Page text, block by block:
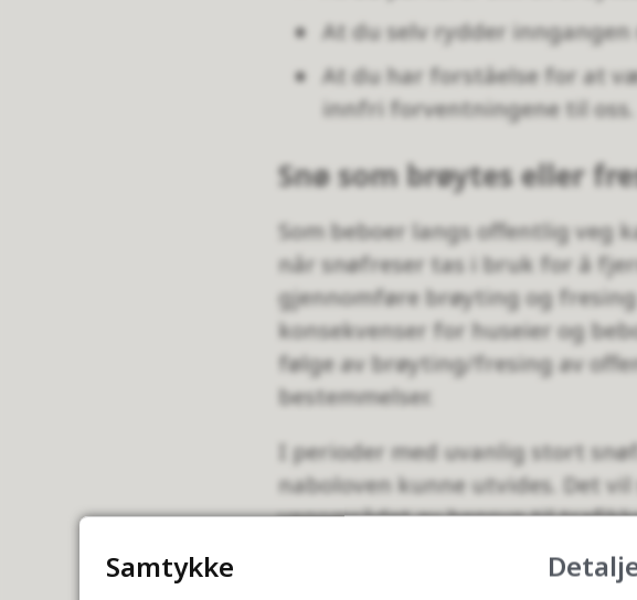
At du selv rydder inngangen
At du har forståelse for at
innfri forventningene til oss.
Snø som brøytes eller
Som beboer langs offentlig veg
når snøfreser tas i bruk for å
gjennomføre brøyting og
konsekvenser for huseier og
følge av brøyting/fresing av
bestemmelser.
I perioder med uvanlig stort
naboloven kunne utvides. Det
vegområdet av hensyn til
må naboer til vei tåle som
kommer inn i hager eller
Samtykke